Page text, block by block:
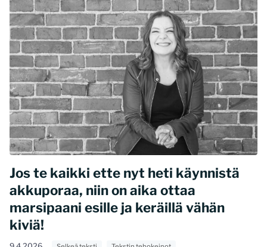
Jos te kaikki ette nyt heti käynnistä
akkuporaa, niin on aika ottaa
marsipaani esille ja keräillä vähän
kiviä!